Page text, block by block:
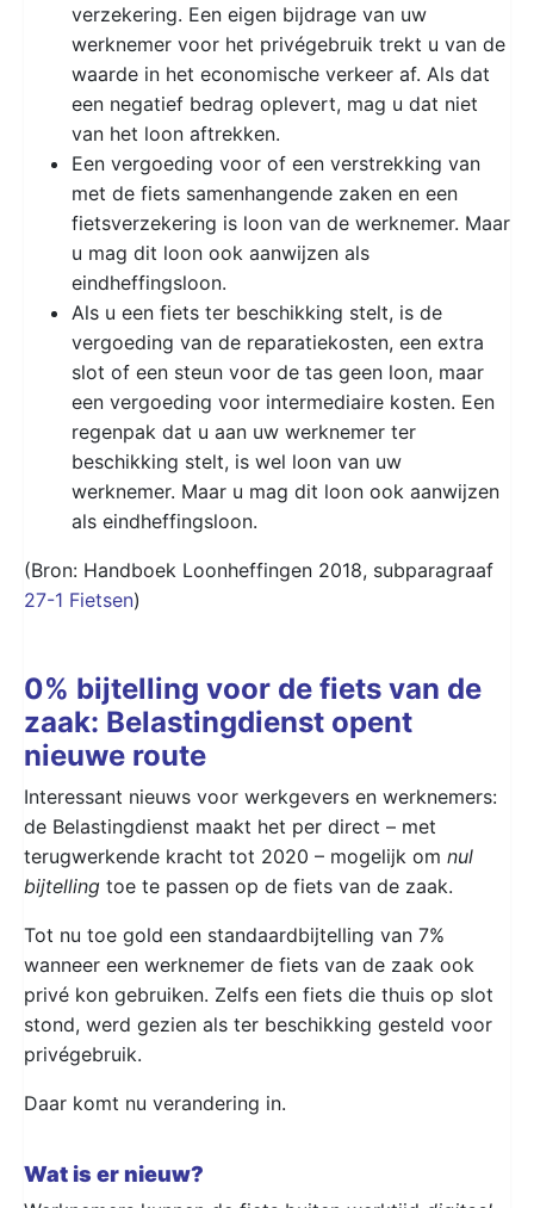
verzekering. Een eigen bijdrage van uw
werknemer voor het privégebruik trekt u van de
waarde in het economische verkeer af. Als dat
een negatief bedrag oplevert, mag u dat niet
van het loon aftrekken.
Een vergoeding voor of een verstrekking van
met de fiets samenhangende zaken en een
fietsverzekering is loon van de werknemer. Maar
u mag dit loon ook aanwijzen als
eindheffingsloon.
Als u een fiets ter beschikking stelt, is de
vergoeding van de reparatiekosten, een extra
slot of een steun voor de tas geen loon, maar
een vergoeding voor intermediaire kosten. Een
regenpak dat u aan uw werknemer ter
beschikking stelt, is wel loon van uw
werknemer. Maar u mag dit loon ook aanwijzen
als eindheffingsloon.
(Bron: Handboek Loonheffingen 2018, subparagraaf
27-1 Fietsen)
0% bijtelling voor de fiets van de
zaak: Belastingdienst opent
nieuwe route
Interessant nieuws voor werkgevers en werknemers:
de Belastingdienst maakt het per direct – met
terugwerkende kracht tot 2020 – mogelijk om nul
bijtelling toe te passen op de fiets van de zaak.
Tot nu toe gold een standaardbijtelling van 7%
wanneer een werknemer de fiets van de zaak ook
privé kon gebruiken. Zelfs een fiets die thuis op slot
stond, werd gezien als ter beschikking gesteld voor
privégebruik.
Daar komt nu verandering in.
Wat is er nieuw?